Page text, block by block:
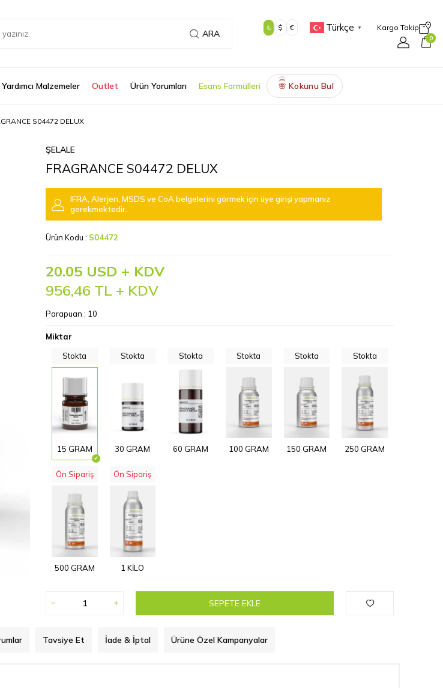
ARA
₺ $ € Türkçe ▼ Kargo Takip
0
Yardımcı Malzemeler Outlet Ürün Yorumları Esans Formülleri 🌸 Kokunu Bul
S04472 DELUX
ŞELALE
FRAGRANCE S04472 DELUX
IFRA, Alerjen, MSDS ve CoA belgelerini görmek için üye girişi yapmanız
gerekmektedir.
Ürün Kodu : S04472
20.05 USD + KDV
956,46 TL + KDV
Parapuan : 10
Miktar
Stokta
15 GRAM
Stokta
30 GRAM
Stokta
60 GRAM
Stokta
100 GRAM
Stokta
150 GRAM
Stokta
250 GRAM
Ön Sipariş
500 GRAM
Ön Sipariş
1 KİLO
SEPETE EKLE
Tavsiye Et İade & İptal Ürüne Özel Kampanyalar